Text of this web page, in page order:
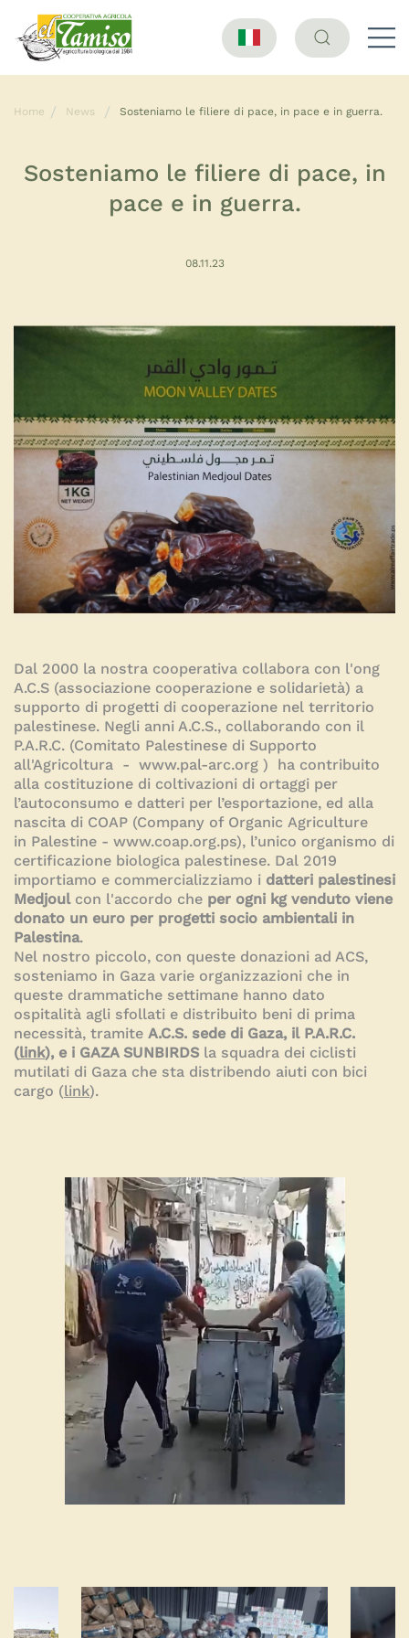
Home News Sosteniamo le filiere di pace, in pace e in guerra.
Sosteniamo le filiere di pace, in
pace e in guerra.
08.11.23
Dal 2000 la nostra cooperativa collabora con l'ong
A.C.S (associazione cooperazione e solidarietà) a
supporto di progetti di cooperazione nel territorio
palestinese. Negli anni A.C.S., collaborando con il
P.A.R.C. (Comitato Palestinese di Supporto
all'Agricoltura - www.pal-arc.org ) ha contribuito
alla costituzione di coltivazioni di ortaggi per
l’autoconsumo e datteri per l’esportazione, ed alla
nascita di COAP (Company of Organic Agriculture
in Palestine - www.coap.org.ps), l’unico organismo di
certificazione biologica palestinese. Dal 2019
importiamo e commercializziamo i datteri palestinesi
Medjoul con l'accordo che per ogni kg venduto viene
donato un euro per progetti socio ambientali in
Palestina.
Nel nostro piccolo, con queste donazioni ad ACS,
sosteniamo in Gaza varie organizzazioni che in
queste drammatiche settimane hanno dato
ospitalità agli sfollati e distribuito beni di prima
necessità, tramite A.C.S. sede di Gaza, il P.A.R.C.
(link), e i GAZA SUNBIRDS la squadra dei ciclisti
mutilati di Gaza che sta distribendo aiuti con bici
cargo (link).